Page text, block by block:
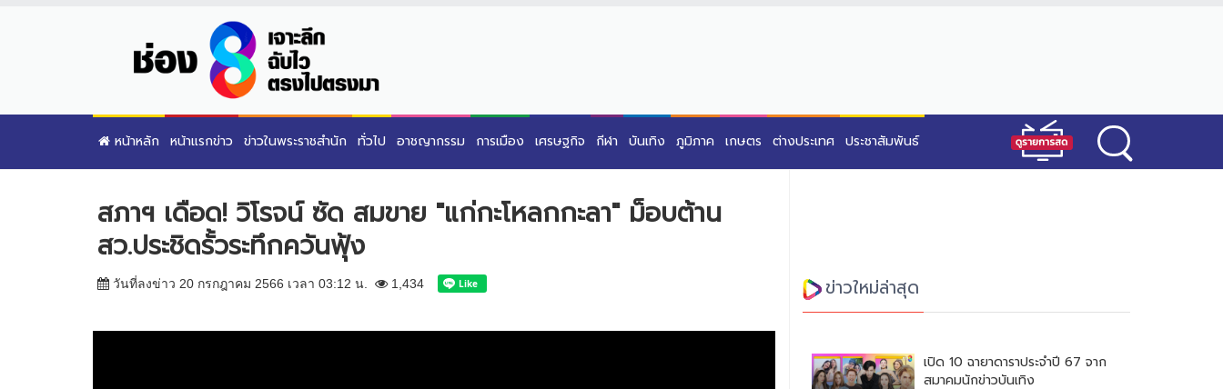
หน้าหลัก หน้าแรกข่าว ข่าวในพระราชสำนัก ทั่วไป อาชญากรรม การเมือง เศรษฐกิจ กีฬา บันเทิง ภูมิภาค เกษตร ต่างประเทศ ประชาสัมพันธ์
สภาฯ เดือด! วิโรจน์ ซัด สมขาย "แก่กะโหลกกะลา" ม็อบต้าน
สว.ประชิดรั้วระทึกควันฟุ้ง
วันที่ลงข่าว 20 กรกฎาคม 2566 เวลา 03:12 น. 1,434 ข่าวใหม่ล่าสุด
เปิด 10 ฉายาดาราประจำปี 67 จาก
สมาคมนักข่าวบันเทิง